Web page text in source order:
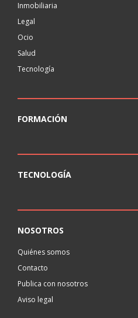
Inmobiliaria
Legal
Ocio
Salud
Tecnología
FORMACIÓN
TECNOLOGÍA
NOSOTROS
Quiénes somos
Contacto
Publica con nosotros
Aviso legal